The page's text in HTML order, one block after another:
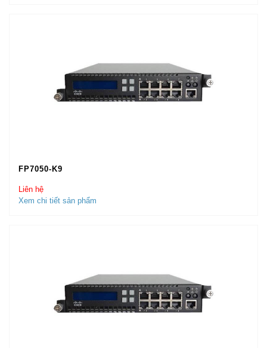
FP7050-K9
Liên hệ
Xem chi tiết sản phẩm